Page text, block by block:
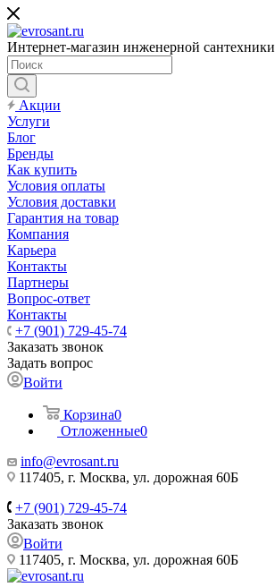
Интернет-магазин инженерной сантехники
Акции
Услуги
Блог
Бренды
Как купить
Условия оплаты
Условия доставки
Гарантия на товар
Компания
Карьера
Контакты
Партнеры
Вопрос-ответ
Контакты
+7 (901) 729-45-74
Заказать звонок
Задать вопрос
Войти
Корзина0
Отложенные0
info@evrosant.ru
117405, г. Москва, ул. дорожная 60Б
+7 (901) 729-45-74
Заказать звонок
Войти
117405, г. Москва, ул. дорожная 60Б